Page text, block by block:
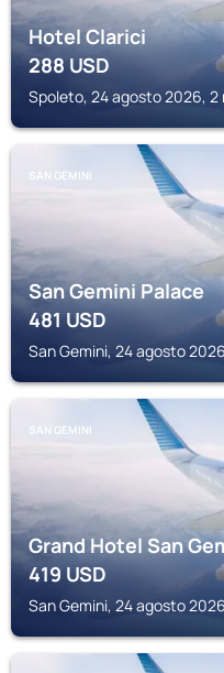
Hotel Clarici
288USD
Spoleto, 24 agosto 2026, 2
SAN GEMINI
San Gemini Palace
481USD
San Gemini, 24 agosto
SAN GEMINI
Grand Hotel San
419USD
San Gemini, 24 agosto